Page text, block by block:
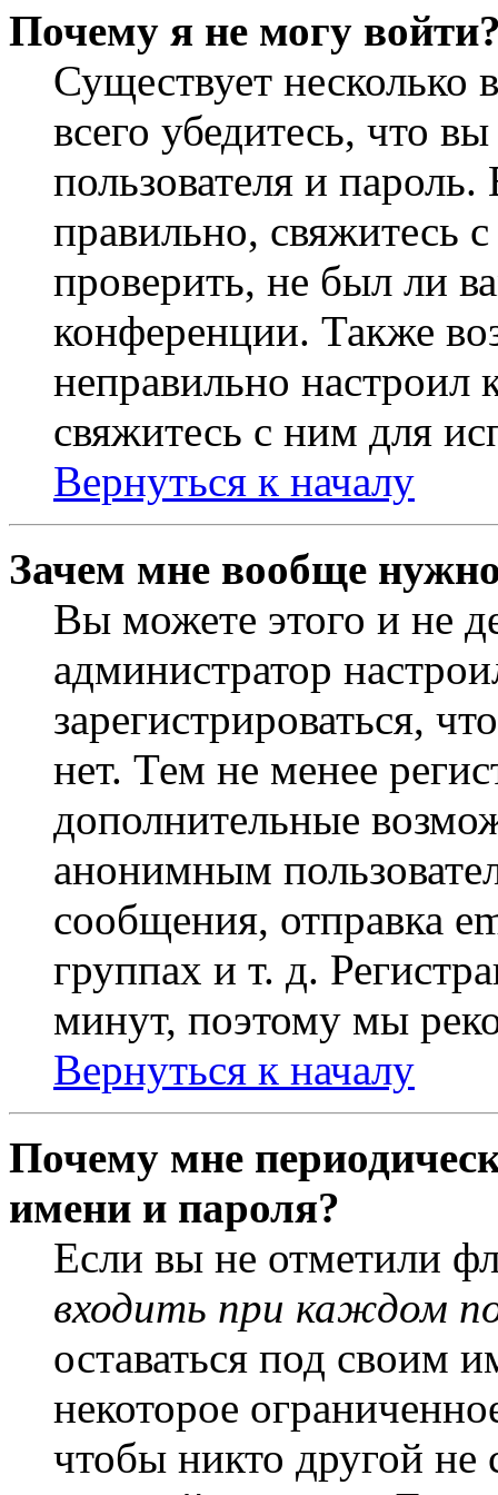
Почему я не могу
Существует
всего убедитесь, что
пользователя и
правильно, свяжитесь
проверить, не был ли
конференции. Также
неправильно
свяжитесь с ним для
Вернуться к началу
Зачем мне вообще
Вы можете этого и не
администратор
зарегистрироваться,
нет. Тем не менее
дополнительные
анонимным
сообщения, отправка
группах и т. д.
минут, поэтому мы
Вернуться к началу
Почему мне
имени и пароля?
Если вы не отметили
входить при каждом
оставаться под своим
некоторое
чтобы никто другой не